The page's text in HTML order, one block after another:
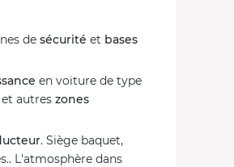
de sécurité et bases
en voiture de type
autres zones
. Siège baquet,
L'atmosphère dans